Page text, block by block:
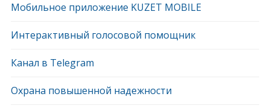
Мобильное приложение KUZET MOBILE
Интерактивный голосовой помощник
Канал в Telegram
Охрана повышенной надежности